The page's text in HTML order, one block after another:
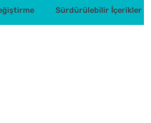
Sürdürülebilir İçerikler &